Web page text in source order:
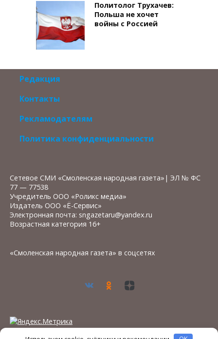
Политолог Трухачев:
Польша не хочет
войны с Россией
Редакция
Контакты
Рекламодателям
Политика конфиденциальности
Сетевое СМИ «Смоленская народная газета»| ЭЛ № ФС
77 — 77538
Учредитель ООО «Роликс медиа»
Издатель ООО «Ё-Сервис»
Электронная почта: sngazetaru@yandex.ru
Возрастная категория 16+
«Смоленская народная газета» в соцсетях